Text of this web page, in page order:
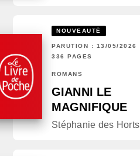
NOUVEAUTÉ
PARUTION : 13/05/2026
336 PAGES
ROMANS
GIANNI LE
MAGNIFIQUE
Stéphanie des Horts